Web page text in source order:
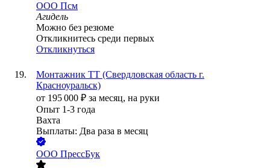
ООО Псм
Агидель
Можно без резюме
Откликнитесь среди первых
Откликнуться
Монтажник ТТ (Свердловская область г.
Красноуральск)
от 195 000 ₽ за месяц, на руки
Опыт 1-3 года
Вахта
Выплаты: Два раза в месяц
ООО ПрессБук